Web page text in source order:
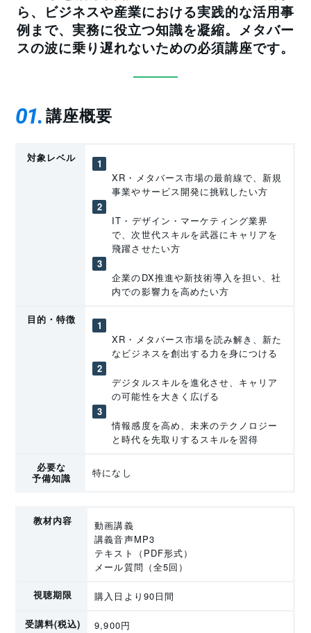
ら、ビジネスや産業における実践的な活用事
例まで、実務に役立つ知識を凝縮。メタバー
スの波に乗り遅れないための必須講座です。
01 講座概要
対象レベル
XR・メタバース市場の最前線で、新規
事業やサービス開発に挑戦したい方
IT・デザイン・マーケティング業界
で、次世代スキルを武器にキャリアを
飛躍させたい方
企業のDX推進や新技術導入を担い、社
内での影響力を高めたい方
目的・特徴
XR・メタバース市場を読み解き、新た
なビジネスを創出する力を身につける
デジタルスキルを進化させ、キャリア
の可能性を大きく広げる
情報感度を高め、未来のテクノロジー
と時代を先取りするスキルを習得
必要な
予備知識
特になし
教材内容
動画講義
講義音声MP3
テキスト（PDF形式）
メール質問（全5回）
視聴期限 購入日より90日間
受講料(税込) 9,900円